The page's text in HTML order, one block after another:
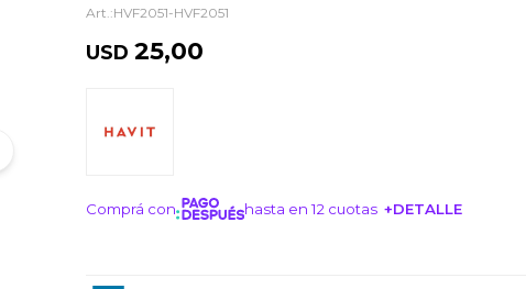
HVF2051-HVF2051
USD 25,00
Comprá con hasta en 12 cuotas +DETALLE